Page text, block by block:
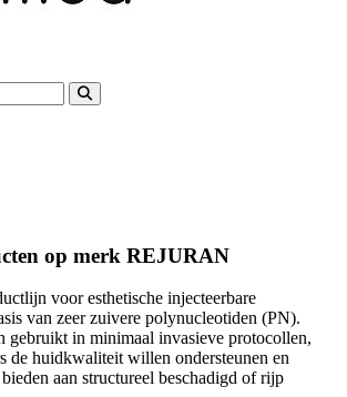
op merk REJURAN
voor esthetische injecteerbare
van zeer zuivere polynucleotiden (PN).
gebruikt in minimaal invasieve protocollen,
de huidkwaliteit willen ondersteunen en
aan structureel beschadigd of rijp